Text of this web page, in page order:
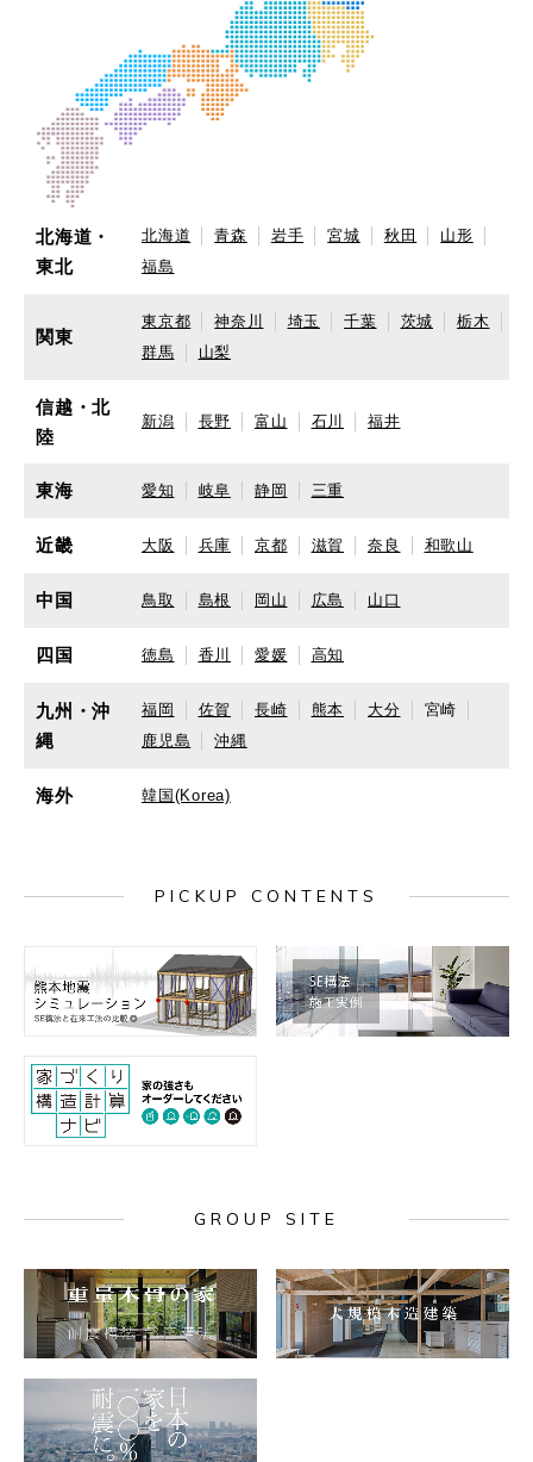
北海道・
東北
北海道 青森 岩手 宮城 秋田
山形
福島
関東
東京都 神奈川 埼玉 千葉 茨城
栃木
群馬
山梨
信越・北
陸
新潟 長野 富山 石川 福井
東海 愛知 岐阜 静岡 三重
近畿 大阪 兵庫 京都 滋賀 奈良 和歌山
中国 鳥取 島根 岡山 広島 山口
四国 徳島 香川 愛媛 高知
九州・沖
縄
福岡 佐賀 長崎 熊本 大分
宮崎
鹿児島
沖縄
海外 韓国(Korea)
PICKUP CONTENTS
GROUP SITE